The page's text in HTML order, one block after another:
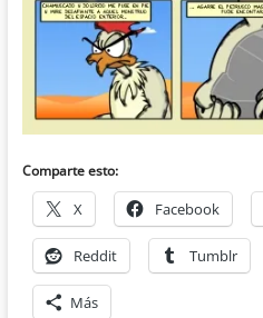
Comparte esto:
X Facebook
Reddit Tumblr
Más